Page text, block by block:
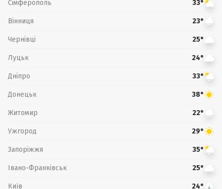
Сімферополь 33°
Вінниця 23°
Чернівці 25°
Луцьк 24°
Дніпро 33°
Донецьк 38°
Житомир 22°
Ужгород 29°
Запоріжжя 35°
Івано-Франківськ 25°
Київ 24°